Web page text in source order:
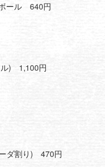
ール 640円
ル) 1,100円
ダ割り) 470円